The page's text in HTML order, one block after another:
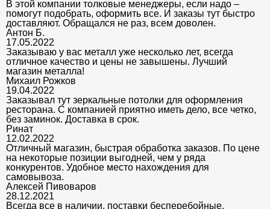
В этой компании толковые менеджеры, если надо –
помогут подобрать, оформить все. И заказы тут быстро
доставляют. Обращался не раз, всем доволен.
Антон Б.
17.05.2022
Заказываю у вас металл уже несколько лет, всегда
отличное качество и цены не завышены. Лучший
магазин металла!
Михаил Рожков
19.04.2022
Заказывал тут зеркальные потолки для оформления
ресторана. С компанией приятно иметь дело, все четко,
без заминок. Доставка в срок.
Ринат
12.02.2022
Отличный магазин, быстрая обработка заказов. По цене
на некоторые позиции выгодней, чем у ряда
конкурентов. Удобное место нахождения для
самовывоза.
Алексей Пивоваров
28.12.2021
Всегда все в наличии, поставки бесперебойные,